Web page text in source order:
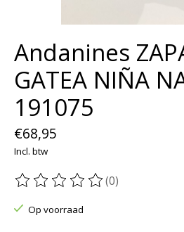
Andanines
GATEA NIÑA
191075
€68,95
Incl. btw
De beoordeling van dit product is
(0)
Op voorraad